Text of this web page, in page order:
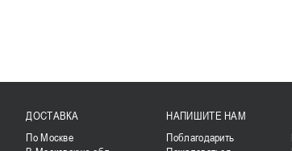
ДОСТАВКА
По Москве
НАПИШИТЕ НАМ
Поблагодарить